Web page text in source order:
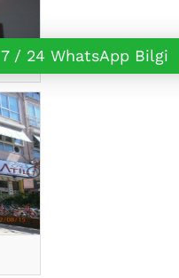
7 / 24 WhatsApp Bilgi